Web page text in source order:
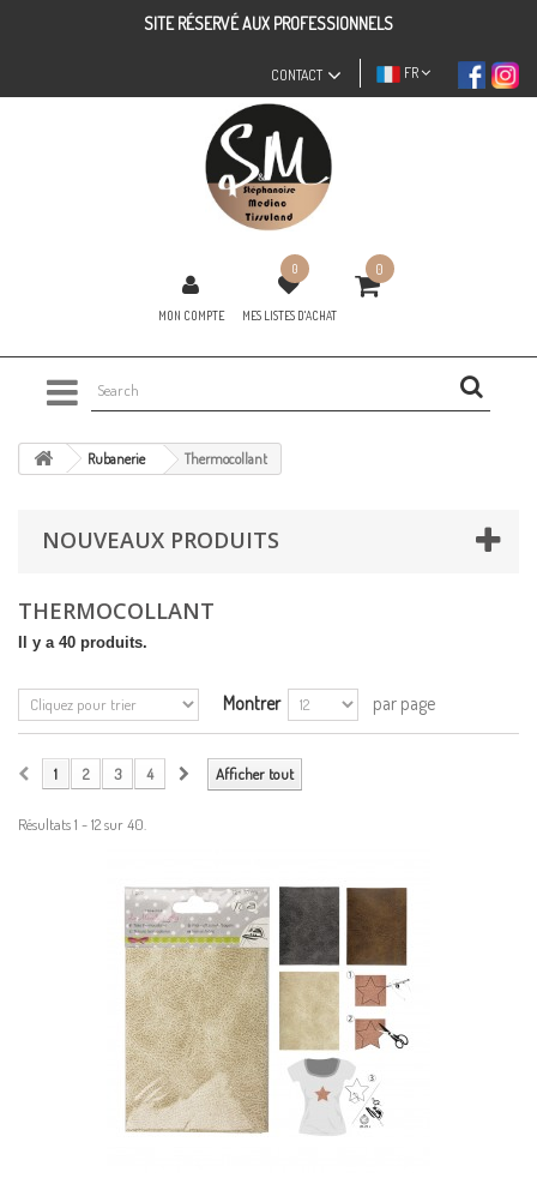
SITE RÉSERVÉ AUX PROFESSIONNELS
FR
CONTACT
MON COMPTE
0
MES LISTES D'ACHAT
0
Rubanerie Thermocollant
NOUVEAUX PRODUITS
THERMOCOLLANT
Il y a 40 produits.
Montrer par page
Afficher tout
1 2 3 4
Résultats 1 - 12 sur 40.